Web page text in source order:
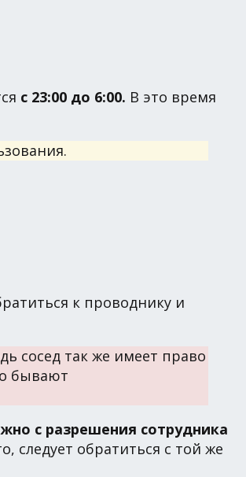
с 23:00 до 6:00. В это время
к проводнику и
сосед так же имеет право
бывают
с разрешения сотрудника
следует обратиться с той же